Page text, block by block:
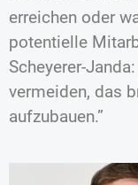
erreichen oder
potentielle
Scheyerer-
vermeiden, das
aufzubauen.”